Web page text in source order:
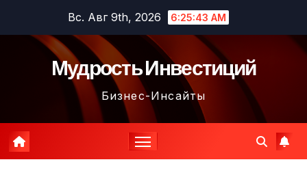
содержимому
Вс. Авг 9th, 2026 6:25:44 AM
Мудрость Инвестиций
Бизнес-Инсайты